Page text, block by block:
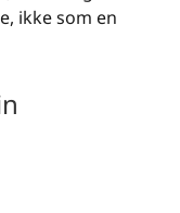
ikke som en